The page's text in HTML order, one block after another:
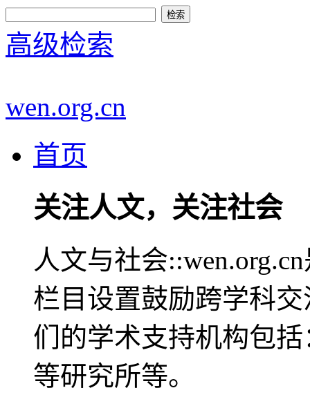
高级检索
wen.org.cn
首页
关注人文，关注社会
人文与社会
栏目设置鼓励跨学科
们的学术支持机构包
等研究所等。